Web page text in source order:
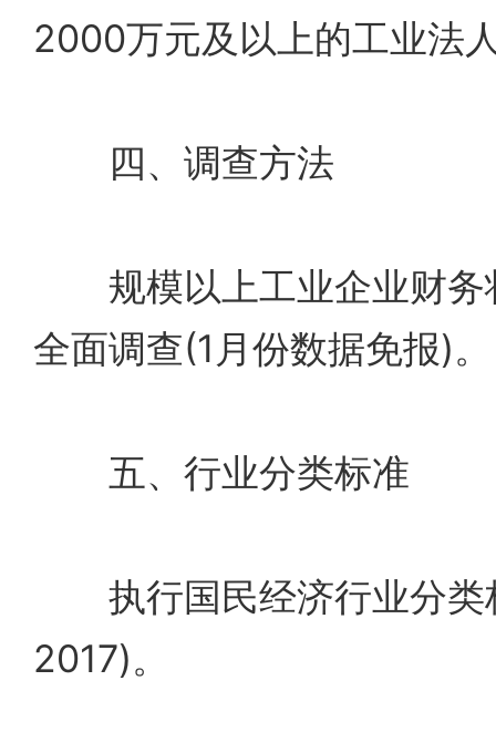
2000万元及以上的工业法
四、调查方法
规模以上工业企业财务
全面调查(1月份数据免报)。
五、行业分类标准
执行国民经济行业分类
2017)。